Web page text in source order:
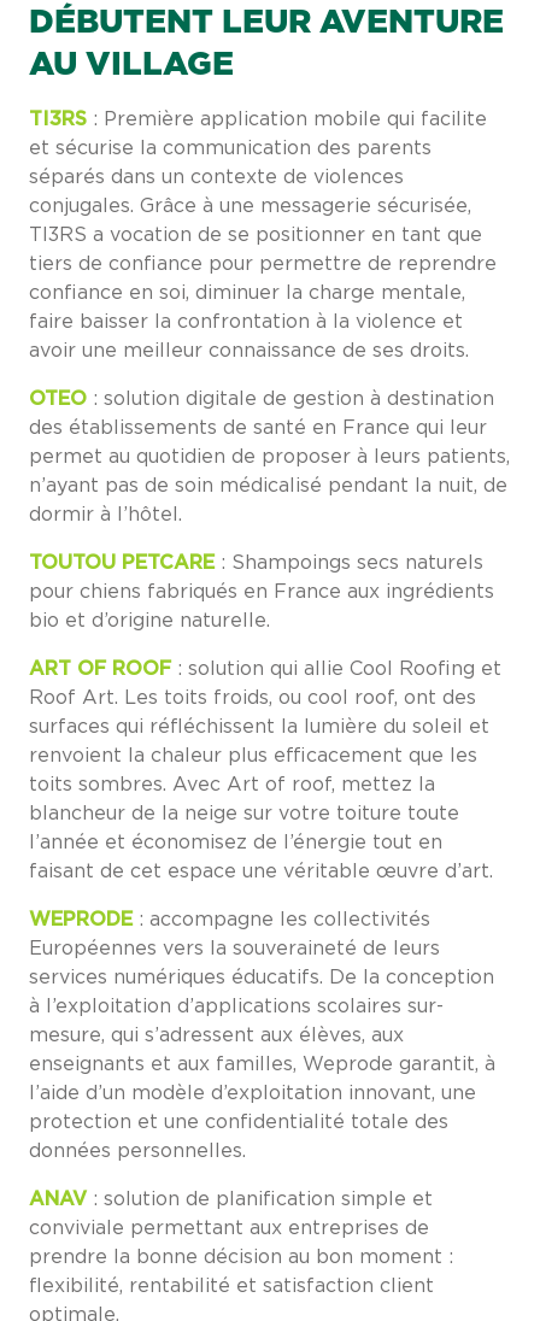
DÉBUTENT LEUR AVENTURE
AU VILLAGE
TI3RS : Première application mobile qui facilite
et sécurise la communication des parents
séparés dans un contexte de violences
conjugales. Grâce à une messagerie sécurisée,
TI3RS a vocation de se positionner en tant que
tiers de confiance pour permettre de reprendre
confiance en soi, diminuer la charge mentale,
faire baisser la confrontation à la violence et
avoir une meilleur connaissance de ses droits.
OTEO : solution digitale de gestion à destination
des établissements de santé en France qui leur
permet au quotidien de proposer à leurs patients,
n’ayant pas de soin médicalisé pendant la nuit, de
dormir à l’hôtel.
TOUTOU PETCARE: Shampoings secs naturels
pour chiens fabriqués en France aux ingrédients
bio et d’origine naturelle.
ART OF ROOF : solution qui allie Cool Roofing et
Roof Art. Les toits froids, ou cool roof, ont des
surfaces qui réfléchissent la lumière du soleil et
renvoient la chaleur plus efficacement que les
toits sombres. Avec Art of roof, mettez la
blancheur de la neige sur votre toiture toute
l’année et économisez de l’énergie tout en
faisant de cet espace une véritable œuvre d’art.
WEPRODE : accompagne les collectivités
Européennes vers la souveraineté de leurs
services numériques éducatifs. De la conception
à l’exploitation d’applications scolaires sur-
mesure, qui s’adressent aux élèves, aux
enseignants et aux familles, Weprode garantit, à
l’aide d’un modèle d’exploitation innovant, une
protection et une confidentialité totale des
données personnelles.
ANAV : solution de planification simple et
conviviale permettant aux entreprises de
prendre la bonne décision au bon moment :
flexibilité, rentabilité et satisfaction client
optimale.